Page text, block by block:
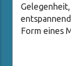
Form eines